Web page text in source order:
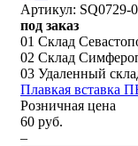
Артикул: SQ0729-
под заказ
01 Склад
02 Склад
03 Удаленный
Плавкая вставка
Розничная цена
60 руб.
–